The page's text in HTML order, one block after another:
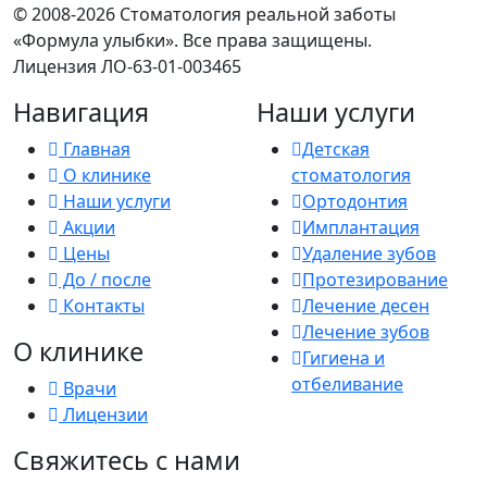
© 2008-2026 Стоматология реальной заботы
«Формула улыбки». Все права защищены.
Лицензия ЛО-63-01-003465
Навигация
Главная
О клинике
Наши услуги
Акции
Цены
До / после
Контакты
О клинике
Врачи
Лицензии
Наши услуги
Детская
стоматология
Ортодонтия
Имплантация
Удаление зубов
Протезирование
Лечение десен
Лечение зубов
Гигиена и
отбеливание
Свяжитесь с нами